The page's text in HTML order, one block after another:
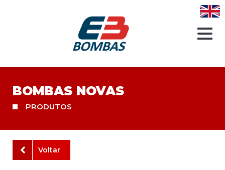
BOMBAS NOVAS
PRODUTOS
Voltar